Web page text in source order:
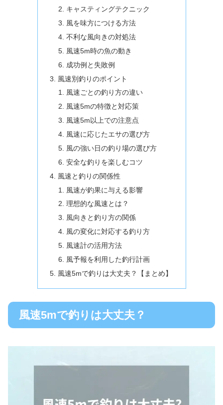
キャスティングテクニック
風を味方につける方法
不利な風向きの対処法
風速5m時の魚の動き
成功例と失敗例
風速別釣りのポイント
風速ごとの釣り方の違い
風速5mの特徴と対応策
風速5m以上での注意点
風速に応じたエサの選び方
風の強い日の釣り場の選び方
安全な釣りを楽しむコツ
風速と釣りの関係性
風速が釣果に与える影響
理想的な風速とは？
風向きと釣り方の関係
風の変化に対応する釣り方
風速計の活用方法
風予報を利用した釣行計画
風速5mで釣りは大丈夫？【まとめ】
風速5mで釣りは大丈夫？